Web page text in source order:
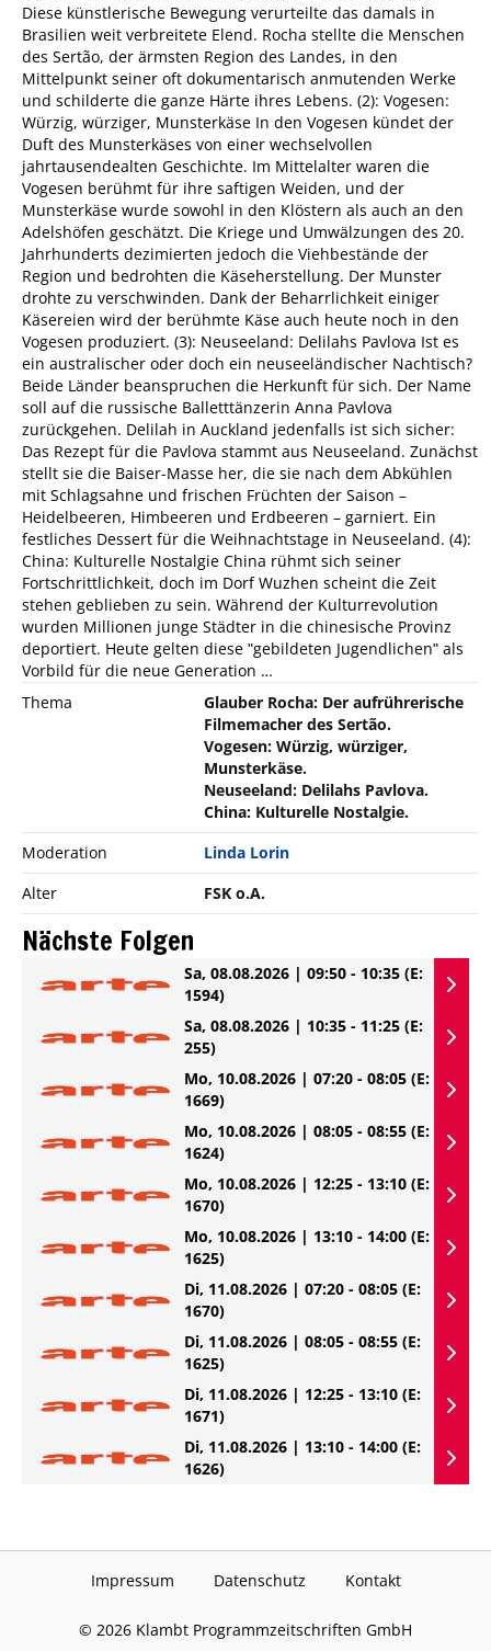
Diese künstlerische Bewegung verurteilte das damals in
Brasilien weit verbreitete Elend. Rocha stellte die Menschen
des Sertão, der ärmsten Region des Landes, in den
Mittelpunkt seiner oft dokumentarisch anmutenden Werke
und schilderte die ganze Härte ihres Lebens. (2): Vogesen:
Würzig, würziger, Munsterkäse In den Vogesen kündet der
Duft des Munsterkäses von einer wechselvollen
jahrtausendealten Geschichte. Im Mittelalter waren die
Vogesen berühmt für ihre saftigen Weiden, und der
Munsterkäse wurde sowohl in den Klöstern als auch an den
Adelshöfen geschätzt. Die Kriege und Umwälzungen des 20.
Jahrhunderts dezimierten jedoch die Viehbestände der
Region und bedrohten die Käseherstellung. Der Munster
drohte zu verschwinden. Dank der Beharrlichkeit einiger
Käsereien wird der berühmte Käse auch heute noch in den
Vogesen produziert. (3): Neuseeland: Delilahs Pavlova Ist es
ein australischer oder doch ein neuseeländischer Nachtisch?
Beide Länder beanspruchen die Herkunft für sich. Der Name
soll auf die russische Balletttänzerin Anna Pavlova
zurückgehen. Delilah in Auckland jedenfalls ist sich sicher:
Das Rezept für die Pavlova stammt aus Neuseeland. Zunächst
stellt sie die Baiser-Masse her, die sie nach dem Abkühlen
mit Schlagsahne und frischen Früchten der Saison –
Heidelbeeren, Himbeeren und Erdbeeren – garniert. Ein
festliches Dessert für die Weihnachtstage in Neuseeland. (4):
China: Kulturelle Nostalgie China rühmt sich seiner
Fortschrittlichkeit, doch im Dorf Wuzhen scheint die Zeit
stehen geblieben zu sein. Während der Kulturrevolution
wurden Millionen junge Städter in die chinesische Provinz
deportiert. Heute gelten diese ʺgebildeten Jugendlichenʺ als
Vorbild für die neue Generation …
Thema
Glauber Rocha: Der aufrührerische
Filmemacher des Sertão.
Vogesen: Würzig, würziger,
Munsterkäse.
Neuseeland: Delilahs Pavlova.
China: Kulturelle Nostalgie.
Moderation
Linda Lorin
Alter
FSK o.A.
Nächste Folgen
Sa, 08.08.2026 | 09:50 - 10:35 (E:
1594)
Sa, 08.08.2026 | 10:35 - 11:25 (E:
255)
Mo, 10.08.2026 | 07:20 - 08:05 (E:
1669)
Mo, 10.08.2026 | 08:05 - 08:55 (E:
1624)
Mo, 10.08.2026 | 12:25 - 13:10 (E:
1670)
Mo, 10.08.2026 | 13:10 - 14:00 (E:
1625)
Di, 11.08.2026 | 07:20 - 08:05 (E:
1670)
Di, 11.08.2026 | 08:05 - 08:55 (E:
1625)
Di, 11.08.2026 | 12:25 - 13:10 (E:
1671)
Di, 11.08.2026 | 13:10 - 14:00 (E:
1626)
Impressum Datenschutz Kontakt
© 2026 Klambt Programmzeitschriften GmbH